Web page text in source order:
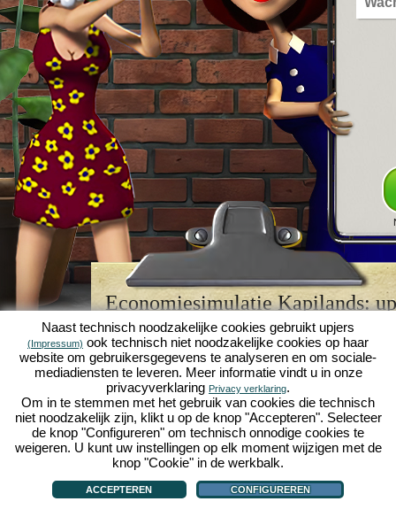
Economiesimulatie Kapilands:
browserspellegende
Kapilands is een van de bestebrowserspellenvan
retrogamevoor fans van economiesimulaties. Het
werd ooit uitgeroepen tot "MMO van het jaar" en is
een genot voor fans van strategische
online
je eigen zakenimperium opbouwen en carrière
economiesimulaties!
Naast technisch noodzakelijke cookies gebruikt upjers
(Impressum) ook technisch niet noodzakelijke cookies op haar
website om gebruikersgegevens te analyseren en om sociale-
mediadiensten te leveren. Meer informatie vindt u in onze
privacyverklaring Privacy verklaring.
Om in te stemmen met het gebruik van cookies die technisch
niet noodzakelijk zijn, klikt u op de knop "Accepteren". Selecteer
de knop "Configureren" om technisch onnodige cookies te
weigeren. U kunt uw instellingen op elk moment wijzigen met de
knop "Cookie" in de werkbalk.
ACCEPTEREN CONFIGUREREN